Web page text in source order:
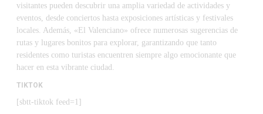
visitantes pueden descubrir una amplia variedad de actividades y
eventos, desde conciertos hasta exposiciones artísticas y festivales
locales. Además, «El Valenciano» ofrece numerosas sugerencias de
rutas y lugares bonitos para explorar, garantizando que tanto
residentes como turistas encuentren siempre algo emocionante que
hacer en esta vibrante ciudad.
TIKTOK
[sbtt-tiktok feed=1]